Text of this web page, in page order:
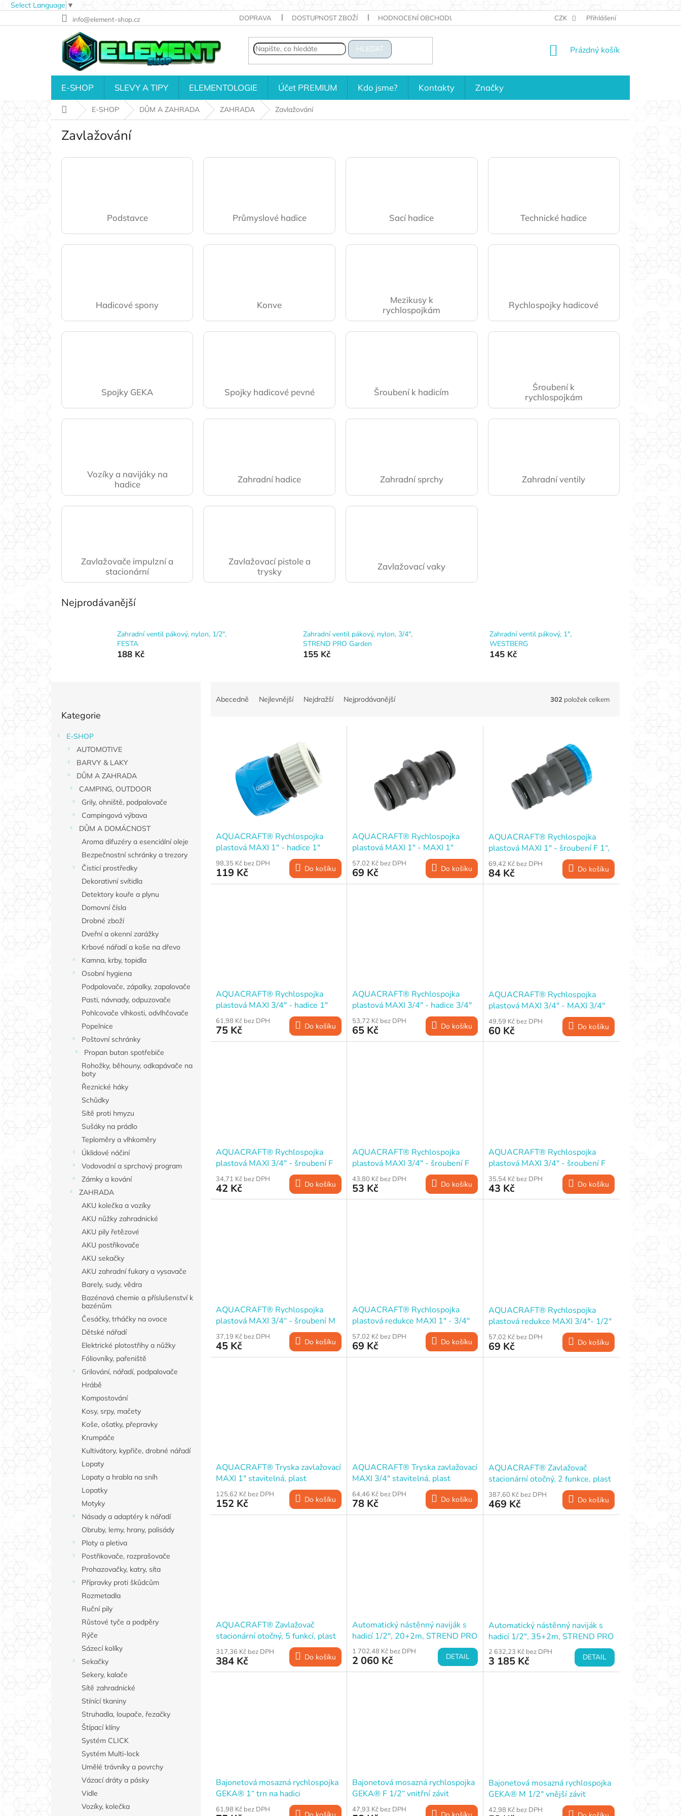
Select Language ▼
na
info@element-shop.cz DOPRAVA DOSTUPNOST ZBOŽÍ HODNOCENÍ OBCHODU KONTAKTY KDO JSME?
CZK Přihlášení
HLEDAT
NÁKUPNÍ
Prázdný košík
E-SHOP SLEVY A TIPY ELEMENTOLOGIE Účet PREMIUM Kdo jsme? Kontakty Značky
Domů E-SHOP DŮM A ZAHRADA ZAHRADA Zavlažování
Zavlažování
Podstavce Průmyslové hadice Sací hadice Technické hadice
Hadicové spony Konve
Mezikusy k
rychlospojkám
Rychlospojky hadicové
Spojky GEKA Spojky hadicové pevné Šroubení k hadicím
Šroubení k
rychlospojkám
Vozíky a navijáky na
hadice
Zahradní hadice Zahradní sprchy Zahradní ventily
Zavlažovače impulzní a
stacionární
Zavlažovací pistole a
trysky
Zavlažovací vaky
Nejprodávanější
Zahradní ventil pákový, nylon, 1/2",
FESTA
188 Kč
Zahradní ventil pákový, nylon, 3/4",
STREND PRO Garden
155 Kč
Zahradní ventil pákový, 1",
WESTBERG
145 Kč
s
t
í
kategorie
Kategorie
E-SHOP
AUTOMOTIVE
BARVY & LAKY
DŮM A ZAHRADA
CAMPING, OUTDOOR
Grily, ohniště, podpalovače
Campingová výbava
DŮM A DOMÁCNOST
Aroma difuzéry a esenciální oleje
Bezpečnostní schránky a trezory
Čisticí prostředky
Dekorativní svítidla
Detektory kouře a plynu
Domovní čísla
Drobné zboží
Dveřní a okenní zarážky
Krbové nářadí a koše na dřevo
Kamna, krby, topidla
Osobní hygiena
Podpalovače, zápalky, zapalovače
Pasti, návnady, odpuzovače
Pohlcovače vlhkosti, odvlhčovače
Popelnice
Poštovní schránky
Propan butan spotřebiče
Rohožky, běhouny, odkapávače na
boty
Řeznické háky
Schůdky
Sítě proti hmyzu
Sušáky na prádlo
Teploměry a vlhkoměry
Úklidové náčiní
Vodovodní a sprchový program
Zámky a kování
ZAHRADA
AKU kolečka a vozíky
AKU nůžky zahradnické
AKU pily řetězové
AKU postřikovače
AKU sekačky
AKU zahradní fukary a vysavače
Barely, sudy, vědra
Bazénová chemie a příslušenství k
bazénům
Česáčky, trháčky na ovoce
Dětské nářadí
Elektrické plotostřihy a nůžky
Fóliovníky, pařeniště
Grilování, nářadí, podpalovače
Hrábě
Kompostování
Kosy, srpy, mačety
Koše, ošatky, přepravky
Krumpáče
Kultivátory, kypřiče, drobné nářadí
Lopaty
Lopaty a hrabla na sníh
Lopatky
Motyky
Násady a adaptéry k nářadí
Obruby, lemy, hrany, palisády
Ploty a pletiva
Postřikovače, rozprašovače
Prohazovačky, katry, síta
Přípravky proti škůdcům
Rozmetadla
Ruční pily
Růstové tyče a podpěry
Rýče
Sázecí kolíky
Sekačky
Sekery, kalače
Sítě zahradnické
Stínící tkaniny
Struhadla, loupače, řezačky
Štípací klíny
Systém CLICK
Systém Multi-lock
Umělé trávníky a povrchy
Vázací dráty a pásky
Vidle
Vozíky, kolečka
Abecedně Nejlevnější Nejdražší Nejprodávanější 302 položek celkem
AQUACRAFT® Rychlospojka
plastová MAXI 1" - hadice 1"
98,35 Kč bez DPH
119 Kč Do košíku
AQUACRAFT® Rychlospojka
plastová MAXI 1" - MAXI 1"
57,02 Kč bez DPH
69 Kč Do košíku
AQUACRAFT® Rychlospojka
plastová MAXI 1" - šroubení F 1“,
redukce na 3/4"
69,42 Kč bez DPH
84 Kč Do košíku
AQUACRAFT® Rychlospojka
plastová MAXI 3/4" - hadice 1"
61,98 Kč bez DPH
75 Kč Do košíku
AQUACRAFT® Rychlospojka
plastová MAXI 3/4" - hadice 3/4"
53,72 Kč bez DPH
65 Kč Do košíku
AQUACRAFT® Rychlospojka
plastová MAXI 3/4" - MAXI 3/4"
49,59 Kč bez DPH
60 Kč Do košíku
AQUACRAFT® Rychlospojka
plastová MAXI 3/4" - šroubení F
1“
34,71 Kč bez DPH
42 Kč Do košíku
AQUACRAFT® Rychlospojka
plastová MAXI 3/4" - šroubení F
1“, redukce na 3/4"
43,80 Kč bez DPH
53 Kč Do košíku
AQUACRAFT® Rychlospojka
plastová MAXI 3/4" - šroubení F
3/4“, redukce na 1/2"
35,54 Kč bez DPH
43 Kč Do košíku
AQUACRAFT® Rychlospojka
plastová MAXI 3/4“ - šroubení M
3/4"
37,19 Kč bez DPH
45 Kč Do košíku
AQUACRAFT® Rychlospojka
plastová redukce MAXI 1" - 3/4"
57,02 Kč bez DPH
69 Kč Do košíku
AQUACRAFT® Rychlospojka
plastová redukce MAXI 3/4"- 1/2"
57,02 Kč bez DPH
69 Kč Do košíku
AQUACRAFT® Tryska zavlažovací
MAXI 1" stavitelná, plast
125,62 Kč bez DPH
152 Kč Do košíku
AQUACRAFT® Tryska zavlažovací
MAXI 3/4" stavitelná, plast
64,46 Kč bez DPH
78 Kč Do košíku
AQUACRAFT® Zavlažovač
stacionární otočný, 2 funkce, plast
387,60 Kč bez DPH
469 Kč Do košíku
AQUACRAFT® Zavlažovač
stacionární otočný, 5 funkcí, plast
317,36 Kč bez DPH
384 Kč Do košíku
Automatický nástěnný naviják s
hadicí 1/2", 20+2m, STREND PRO
1 702,48 Kč bez DPH
2 060 Kč DETAIL
Automatický nástěnný naviják s
hadicí 1/2", 35+2m, STREND PRO
2 632,23 Kč bez DPH
3 185 Kč DETAIL
Bajonetová mosazná rychlospojka
GEKA® 1“ trn na hadici
61,98 Kč bez DPH
Bajonetová mosazná rychlospojka
GEKA® F 1/2“ vnitřní závit
47,93 Kč bez DPH
Bajonetová mosazná rychlospojka
GEKA® M 1/2" vnější závit
42,98 Kč bez DPH